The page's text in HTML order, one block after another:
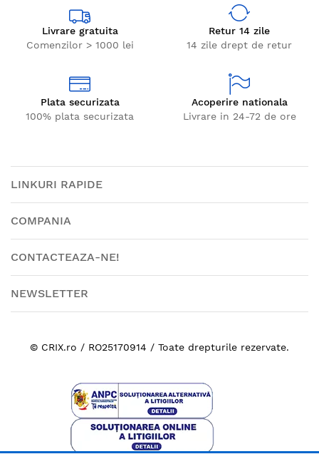
Livrare gratuita
Comenzilor > 1000 lei
Retur 14 zile
14 zile drept de retur
Plata securizata
100% plata securizata
Acoperire nationala
Livrare in 24-72 de ore
LINKURI RAPIDE
COMPANIA
CONTACTEAZA-NE!
NEWSLETTER
© CRIX.ro / RO25170914 / Toate drepturile rezervate.